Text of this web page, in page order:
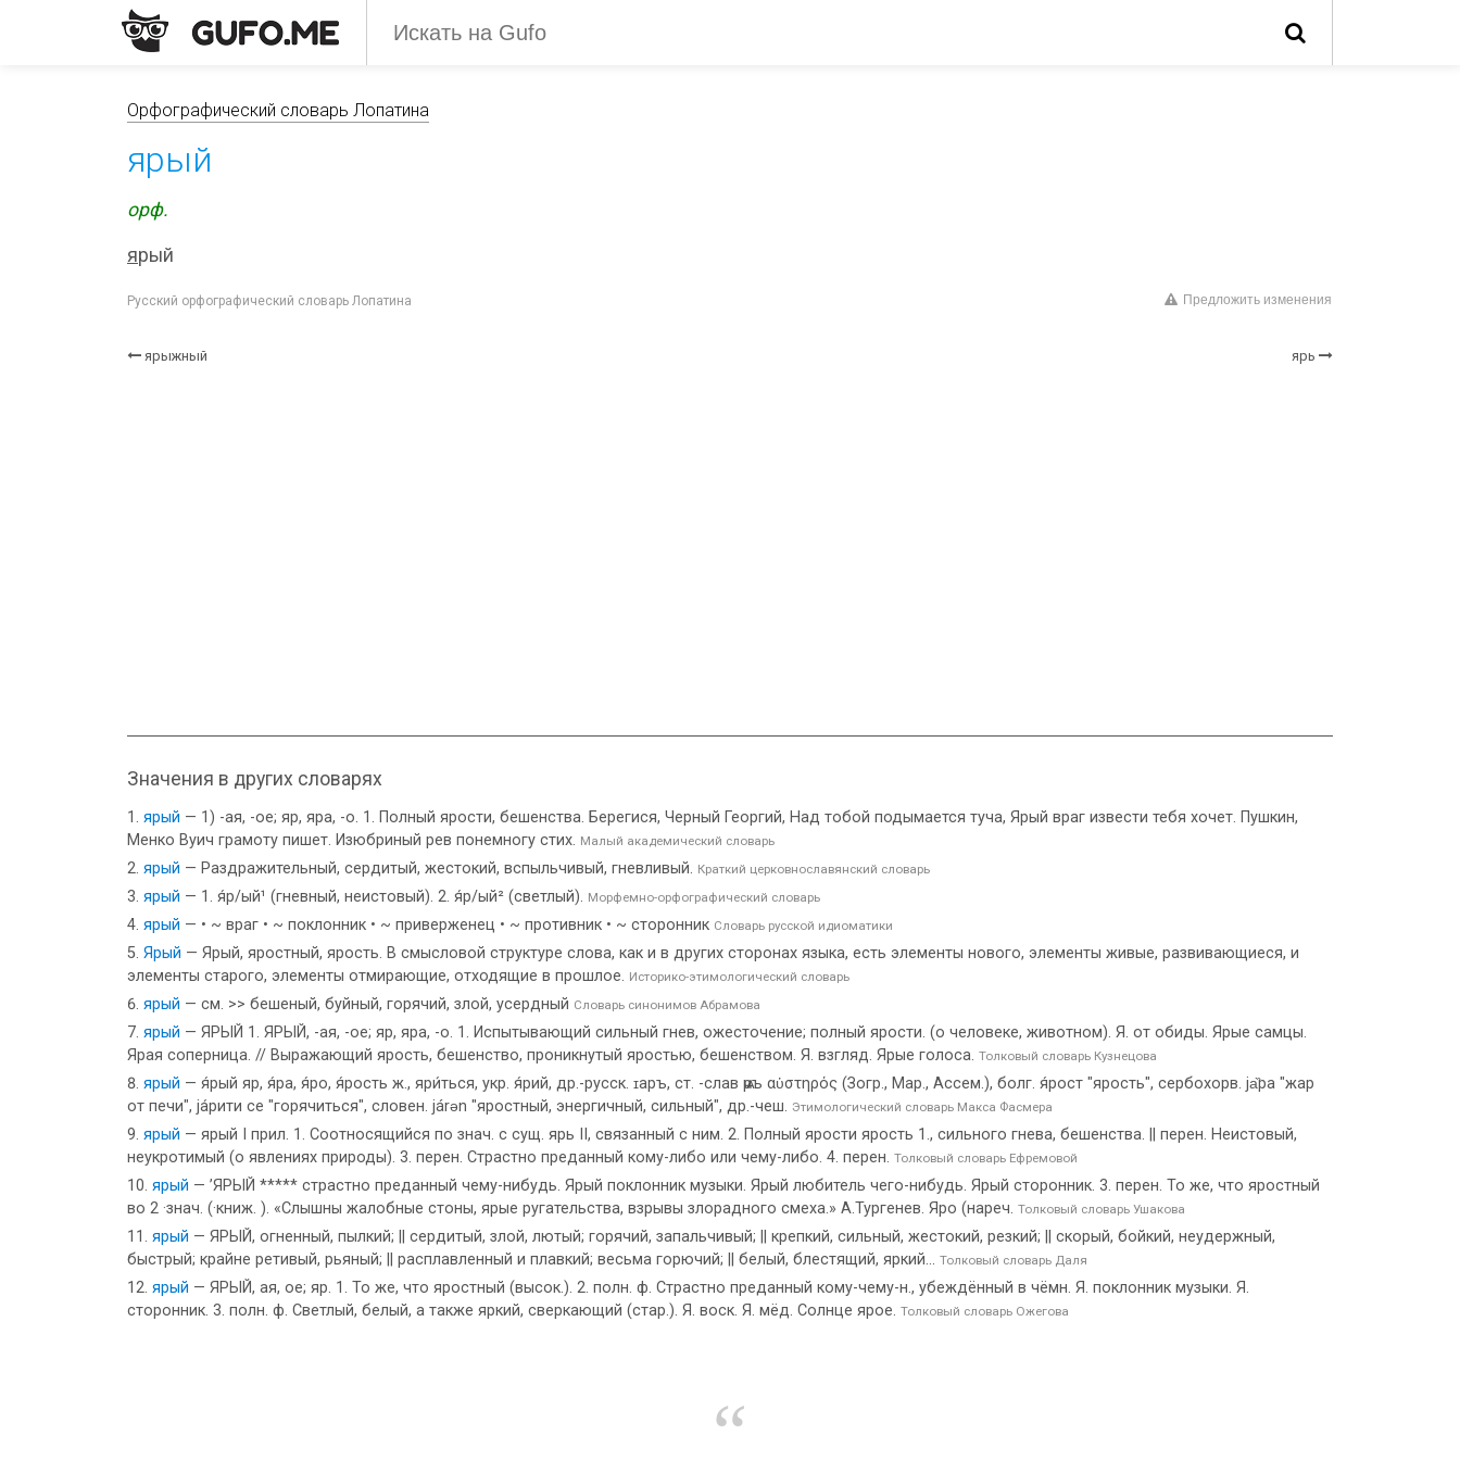
Орфографический словарь Лопатина
ярый
орф.
ярый
Русский орфографический словарь Лопатина Предложить изменения
ярыжный ярь
Значения в других словарях
ярый — 1) -ая, -ое; яр, яра, -о. 1. Полный ярости, бешенства. Берегися, Черный Георгий, Над тобой подымается туча, Ярый враг извести тебя хочет. Пушкин,
Менко Вуич грамоту пишет. Изюбриный рев понемногу стих. Малый академический словарь
ярый — Раздражительный, сердитый, жестокий, вспыльчивый, гневливый. Краткий церковнославянский словарь
ярый — 1. я́р/ый¹ (гневный, неистовый). 2. я́р/ый² (светлый). Морфемно-орфографический словарь
ярый — • ~ враг • ~ поклонник • ~ приверженец • ~ противник • ~ сторонник Словарь русской идиоматики
Ярый — Ярый, яростный, ярость. В смысловой структуре слова, как и в других сторонах языка, есть элементы нового, элементы живые, развивающиеся, и
элементы старого, элементы отмирающие, отходящие в прошлое. Историко-этимологический словарь
ярый — см. >> бешеный, буйный, горячий, злой, усердный Словарь синонимов Абрамова
ярый — ЯРЫЙ 1. ЯРЫЙ, -ая, -ое; яр, яра, -о. 1. Испытывающий сильный гнев, ожесточение; полный ярости. (о человеке, животном). Я. от обиды. Ярые самцы.
Ярая соперница. // Выражающий ярость, бешенство, проникнутый яростью, бешенством. Я. взгляд. Ярые голоса. Толковый словарь Кузнецова
ярый — я́рый яр, я́ра, я́ро, я́рость ж., яри́ться, укр. я́рий, др.-русск. ɪаръ, ст. -слав ѩръ αὑστηρός (Зогр., Мар., Ассем.), болг. я́рост "ярость", сербохорв. jа̏ра "жар
от печи", jа́рити се "горячиться", словен. járǝn "яростный, энергичный, сильный", др.-чеш. Этимологический словарь Макса Фасмера
ярый — ярый I прил. 1. Соотносящийся по знач. с сущ. ярь II, связанный с ним. 2. Полный ярости ярость 1., сильного гнева, бешенства. || перен. Неистовый,
неукротимый (о явлениях природы). 3. перен. Страстно преданный кому-либо или чему-либо. 4. перен. Толковый словарь Ефремовой
ярый — ’ЯРЫЙ ***** страстно преданный чему-нибудь. Ярый поклонник музыки. Ярый любитель чего-нибудь. Ярый сторонник. 3. перен. То же, что яростный
во 2 ·знач. (·книж. ). «Слышны жалобные стоны, ярые ругательства, взрывы злорадного смеха.» А.Тургенев. Яро (нареч. Толковый словарь Ушакова
ярый — ЯРЫЙ, огненный, пылкий; || сердитый, злой, лютый; горячий, запальчивый; || крепкий, сильный, жестокий, резкий; || скорый, бойкий, неудержный,
быстрый; крайне ретивый, рьяный; || расплавленный и плавкий; весьма горючий; || белый, блестящий, яркий... Толковый словарь Даля
ярый — ЯРЫЙ, ая, ое; яр. 1. То же, что яростный (высок.). 2. полн. ф. Страстно преданный кому-чему-н., убеждённый в чёмн. Я. поклонник музыки. Я.
сторонник. 3. полн. ф. Светлый, белый, а также яркий, сверкающий (стар.). Я. воск. Я. мёд. Солнце ярое. Толковый словарь Ожегова